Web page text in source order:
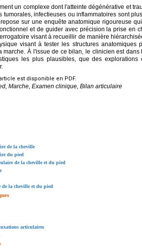
un complexe dont l'atteinte dégénérative et
tumorales, infectieuses ou inflammatoires sont
sur une enquête anatomique rigoureuse
et de guider avec précision la prise en
visant à recueillir de manière
visant à tester les structures anatomiques
marche. À l'issue de ce bilan, le clinicien est
les plus plausibles, que des explorations
est disponible en PDF.
Marche, Examen clinique, Bilan articulaire
de la cheville
du pied
de la cheville et du pied
de la cheville et du pied
articulaires